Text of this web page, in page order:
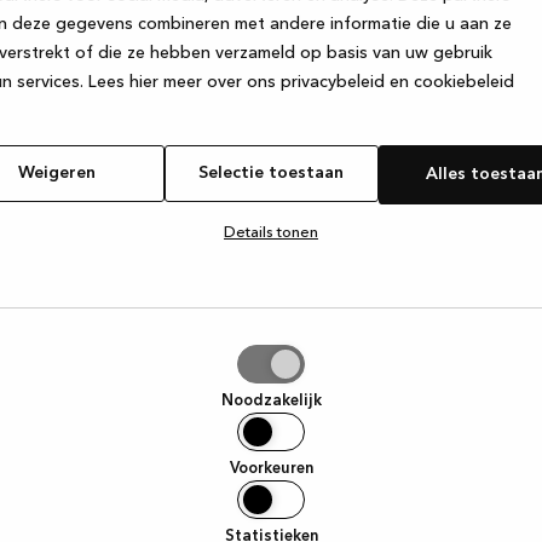
deze gegevens combineren met andere informatie die u aan ze
of die ze hebben verzameld op basis van uw gebruik
services. Lees hier meer over ons privacybeleid en cookiebeleid
Weigeren Selectie toestaan Alles
Details tonen
Noodzakelijk
Voorkeuren
Statistieken
has occurred while loadingwww.kvik.be (see the